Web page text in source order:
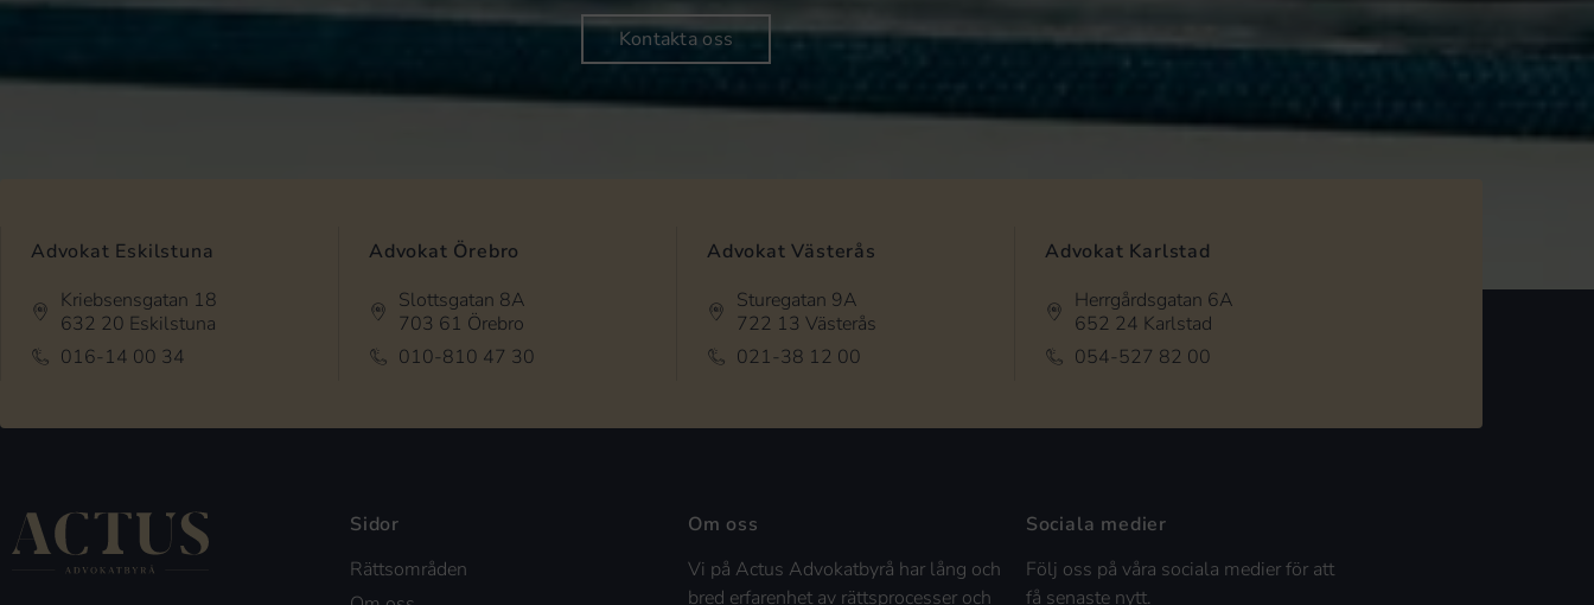
Kontakta oss
Advokat Eskilstuna
Kriebsensgatan 18
632 20 Eskilstuna
016-14 00 34
Advokat Örebro
Slottsgatan 8A
703 61 Örebro
010-810 47 30
Advokat Västerås
Sturegatan 9A
722 13 Västerås
021-38 12 00
Advokat Karlstad
Herrgårdsgatan 6A
652 24 Karlstad
054-527 82 00
Sidor
Rättsområden
Om oss
Vi på Actus Advokatbyrå har lång och
bred erfarenhet av rättsprocesser och
Sociala medier
Följ oss på våra sociala medier för att
få senaste nytt.